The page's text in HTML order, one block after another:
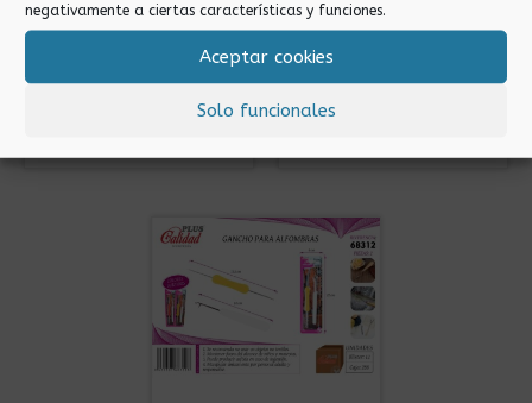
negativamente a ciertas características y funciones.
Aceptar cookies
Solo funcionales
Talabartero Talabartero
GANCHO PARA